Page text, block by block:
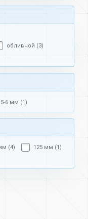
обливной (3)
6 мм (1)
(4)
125 мм (1)